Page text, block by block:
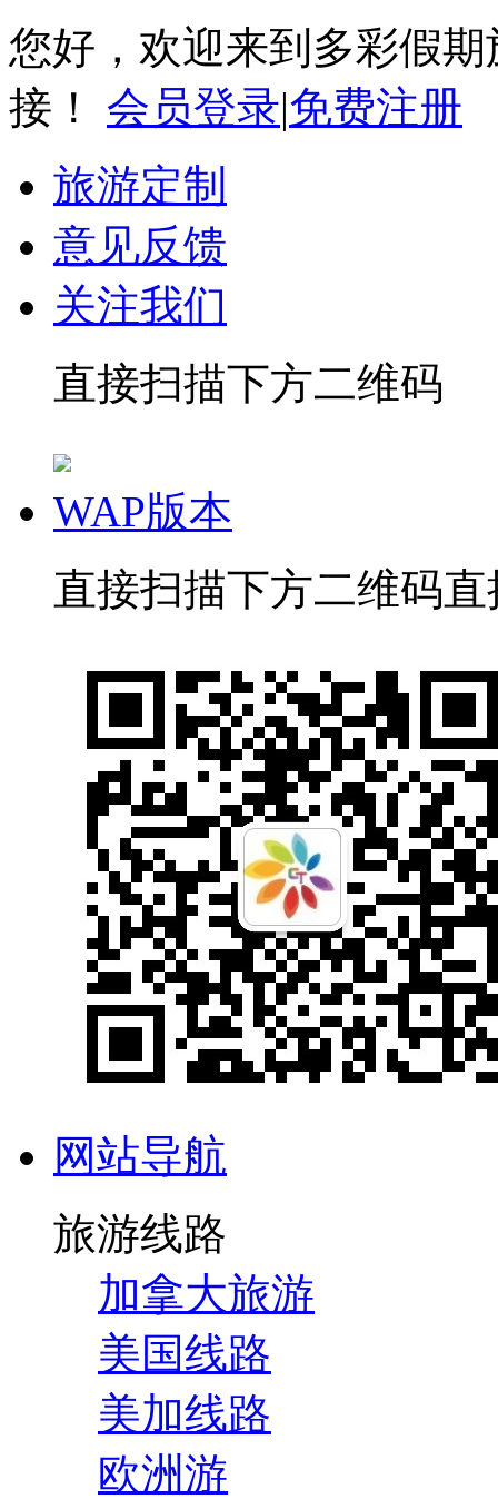
您好，欢迎来到多彩假
接！ 会员登录|免费注册
旅游定制
意见反馈
关注我们
直接扫描下方二维码
WAP版本
直接扫描下方二维码
网站导航
旅游线路
加拿大旅游
美国线路
美加线路
欧洲游